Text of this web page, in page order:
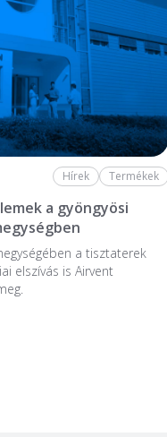
Hírek Termékek
a gyöngyösi
a tiszta­terek
elszívás is Airvent